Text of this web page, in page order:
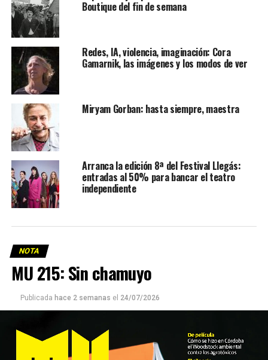
Boutique del fin de semana
Redes, IA, violencia, imaginación: Cora
Gamarnik, las imágenes y los modos de ver
Miryam Gorban: hasta siempre, maestra
Arranca la edición 8ª del Festival Llegás:
entradas al 50% para bancar el teatro
independiente
NOTA
MU 215: Sin chamuyo
Publicada hace 2 semanas el 24/07/2026